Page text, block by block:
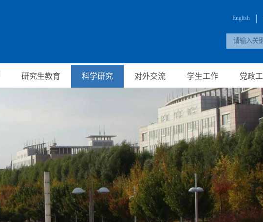
English
研究生教育 科学研究 对外交流 学生工作 党政